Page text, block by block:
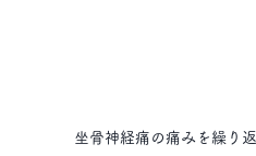
坐骨神経痛の痛みを繰り